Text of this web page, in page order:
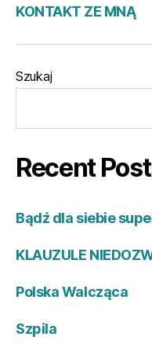
KONTAKT ZE MNĄ
Szukaj
Recent
Bądź dla siebie
KLAUZULE
Polska Walcząca
Szpila